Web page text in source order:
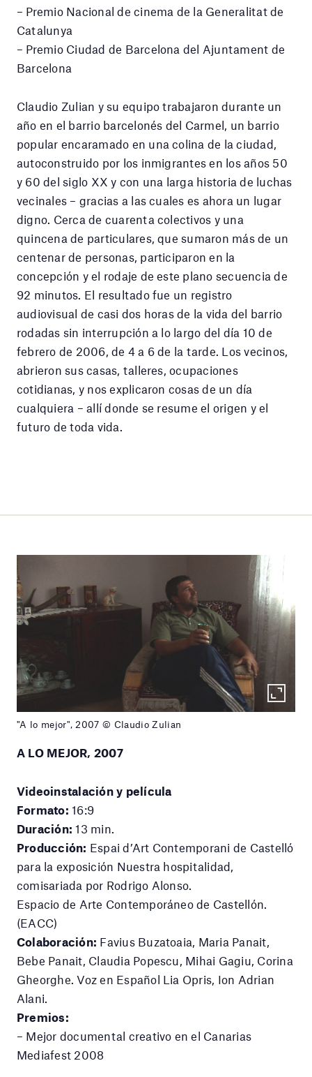
– Premio Nacional de cinema de la Generalitat de
Catalunya
– Premio Ciudad de Barcelona del Ajuntament de
Barcelona
Claudio Zulian y su equipo trabajaron durante un
año en el barrio barcelonés del Carmel, un barrio
popular encaramado en una colina de la ciudad,
autoconstruido por los inmigrantes en los años 50
y 60 del siglo XX y con una larga historia de luchas
vecinales – gracias a las cuales es ahora un lugar
digno. Cerca de cuarenta colectivos y una
quincena de particulares, que sumaron más de un
centenar de personas, participaron en la
concepción y el rodaje de este plano secuencia de
92 minutos. El resultado fue un registro
audiovisual de casi dos horas de la vida del barrio
rodadas sin interrupción a lo largo del día 10 de
febrero de 2006, de 4 a 6 de la tarde. Los vecinos,
abrieron sus casas, talleres, ocupaciones
cotidianas, y nos explicaron cosas de un día
cualquiera – allí donde se resume el origen y el
futuro de toda vida.
"A lo mejor", 2007 © Claudio Zulian
A LO MEJOR, 2007
Videoinstalación y película
Formato: 16:9
Duración: 13 min.
Producción: Espai d’Art Contemporani de Castelló
para la exposición Nuestra hospitalidad,
comisariada por Rodrigo Alonso.
Espacio de Arte Contemporáneo de Castellón.
(EACC)
Colaboración: Favius Buzatoaia, Maria Panait,
Bebe Panait, Claudia Popescu, Mihai Gagiu, Corina
Gheorghe. Voz en Español Lia Opris, Ion Adrian
Alani.
Premios:
– Mejor documental creativo en el Canarias
Mediafest 2008